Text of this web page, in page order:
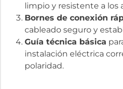
limpio y resistente a los
Bornes de conexión
cableado seguro y
Guía técnica básica
instalación eléctrica
polaridad.